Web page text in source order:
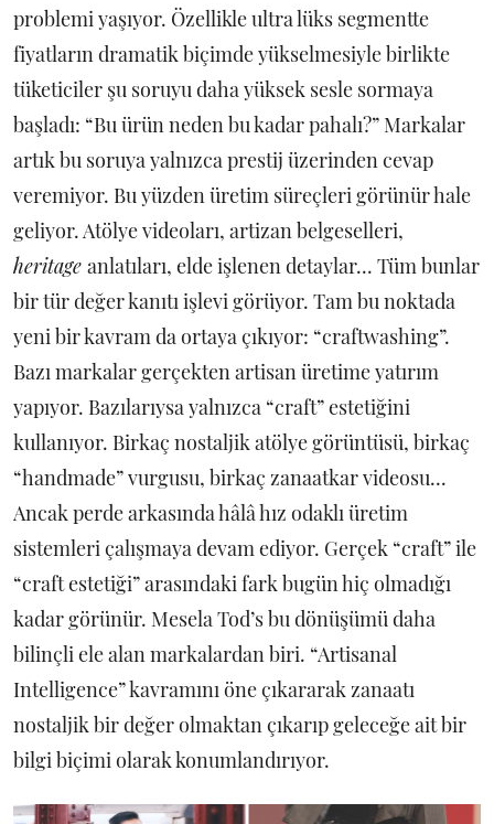
problemi yaşıyor. Özellikle ultra lüks segmentte
fiyatların dramatik biçimde yükselmesiyle birlikte
tüketiciler şu soruyu daha yüksek sesle sormaya
başladı: “Bu ürün neden bu kadar pahalı?” Markalar
artık bu soruya yalnızca prestij üzerinden cevap
veremiyor. Bu yüzden üretim süreçleri görünür hale
geliyor. Atölye videoları, artizan belgeselleri,
heritage anlatıları, elde işlenen detaylar... Tüm bunlar
bir tür değer kanıtı işlevi görüyor. Tam bu noktada
yeni bir kavram da ortaya çıkıyor: “craftwashing”.
Bazı markalar gerçekten artisan üretime yatırım
yapıyor. Bazılarıysa yalnızca “craft” estetiğini
kullanıyor. Birkaç nostaljik atölye görüntüsü, birkaç
“handmade” vurgusu, birkaç zanaatkar videosu...
Ancak perde arkasında hâlâ hız odaklı üretim
sistemleri çalışmaya devam ediyor. Gerçek “craft” ile
“craft estetiği” arasındaki fark bugün hiç olmadığı
kadar görünür. Mesela Tod’s bu dönüşümü daha
bilinçli ele alan markalardan biri. “Artisanal
Intelligence” kavramını öne çıkararak zanaatı
nostaljik bir değer olmaktan çıkarıp geleceğe ait bir
bilgi biçimi olarak konumlandırıyor.